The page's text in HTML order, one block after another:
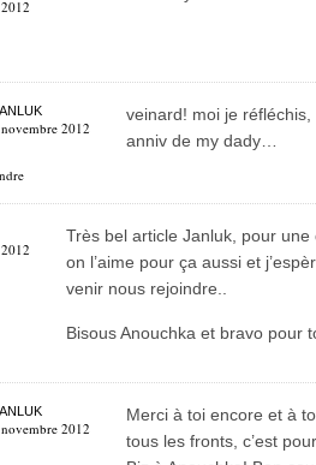
2012
veinard! moi je réfléchis,
anniv de my dady…
Très bel article Janluk, pour
on l’aime pour ça aussi et
venir nous rejoindre..
Bisous Anouchka et bravo pour
2012
Merci à toi encore et à
tous les fronts, c’est